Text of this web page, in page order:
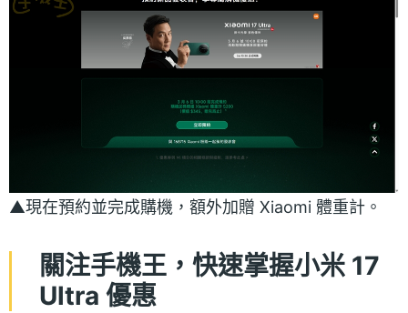
▲現在預約並完成購機，額外加贈 Xiaomi 體重計。
關注手機王，快速掌握小米 17
Ultra 優惠